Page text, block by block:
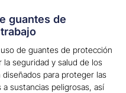
guantes de
de guantes de protección
la seguridad y salud de los
para proteger las
sustancias peligrosas, así